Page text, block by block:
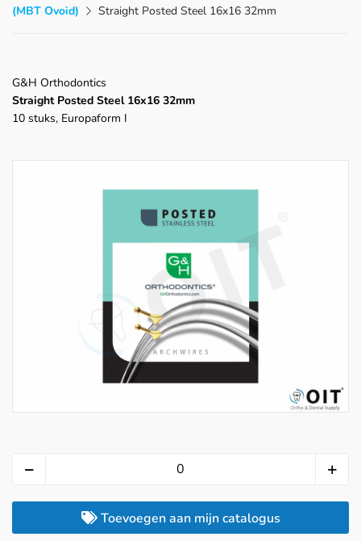
(MBT Ovoid)
Straight Posted Steel 16x16 32mm
G&H Orthodontics
Straight Posted Steel 16x16 32mm
10 stuks, Europaform I
Toevoegen aan mijn catalogus